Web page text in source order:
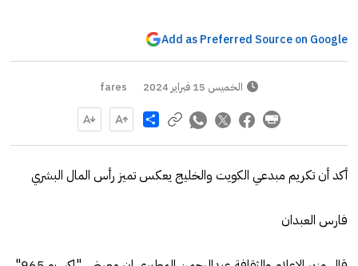
Add as Preferred Source on Google
الخميس 15 فبراير 2024 fares
Share
أكد أن تكريم مبدعي الكويت والخليج يعكس تميز رأس المال البشري
فارس العبدان